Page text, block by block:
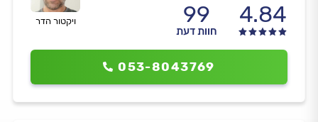
ויקטור הדר 4.84
99
חוות דעת
053-8043769